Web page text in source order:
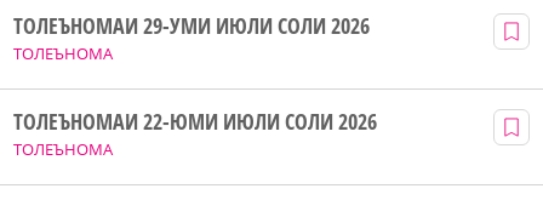
ТОЛЕЪНОМА
ТОЛЕЪНОМАИ 29-УМИ ИЮЛИ СОЛИ 2026
ТОЛЕЪНОМА
ТОЛЕЪНОМАИ 22-ЮМИ ИЮЛИ СОЛИ 2026